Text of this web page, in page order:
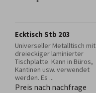
Ecktisch Stb 203
Universeller Metalltisch mit
dreieckiger laminierter
Tischplatte. Kann in Büros,
Kantinen usw. verwendet
werden. Es ...
Preis nach nachfrage